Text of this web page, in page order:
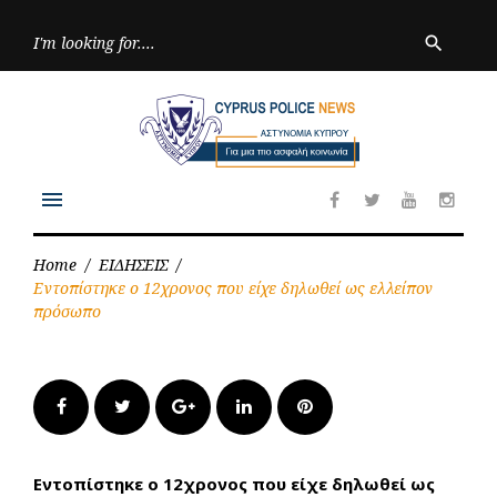
search
Facebook
TwitterYoutube
menu
Home / ΕΙΔΗΣΕΙΣ /
Εντοπίστηκε ο 12χρονος που είχε δηλωθεί ως ελλείπον
πρόσωπο
FacebookTwitter Google+LinkedInPinterest
Εντοπίστηκε ο 12χρονος που είχε δηλωθεί ως